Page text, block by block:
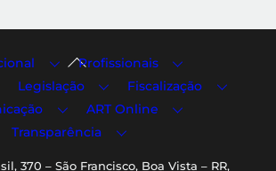
Back
To
Top
Profissionais
Legislação
Fiscalização
ART Online
Transparência
370 – São Francisco, Boa Vista – RR,